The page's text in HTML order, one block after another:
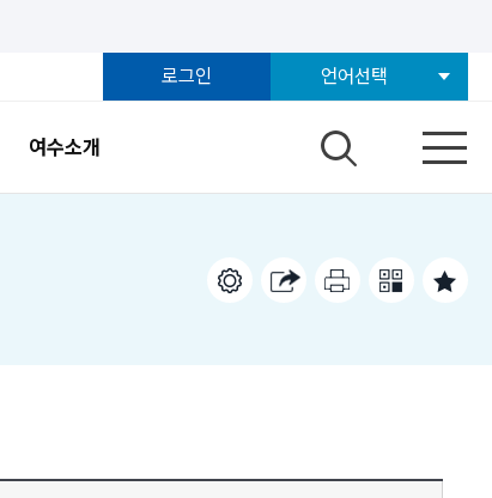
로그인 언어선택
여수소개